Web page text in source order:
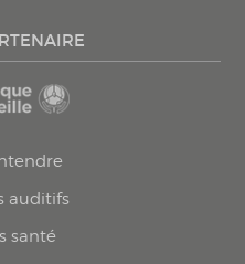
auditifs
santé